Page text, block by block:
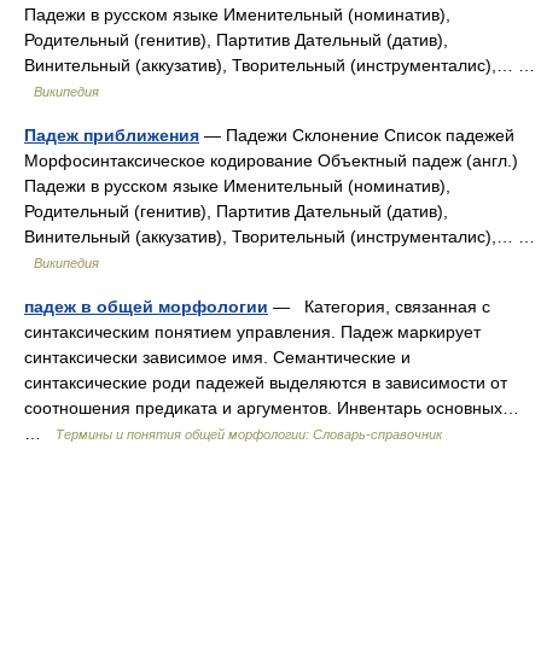
Падежи в русском языке Именительный (номинатив),
Родительный (генитив), Партитив Дательный (датив),
Винительный (аккузатив), Творительный (инструменталис),… …
Википедия
Падеж приближения — Падежи Склонение Список падежей
Морфосинтаксическое кодирование Объектный падеж (англ.)
Падежи в русском языке Именительный (номинатив),
Родительный (генитив), Партитив Дательный (датив),
Винительный (аккузатив), Творительный (инструменталис),… …
Википедия
падеж в общей морфологии — Категория, связанная с
синтаксическим понятием управления. Падеж маркирует
синтаксически зависимое имя. Семантические и
синтаксические роди падежей выделяются в зависимости от
соотношения предиката и аргументов. Инвентарь основных…
Термины и понятия общей морфологии: Словарь-справочник